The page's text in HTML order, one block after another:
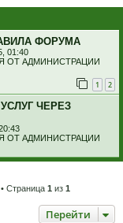
ФОРУМА
01:40
ОТ АДМИНИСТРАЦИИ
1 2
ЧЕРЕЗ
ОТ АДМИНИСТРАЦИИ
Страница 1из 1
Перейти